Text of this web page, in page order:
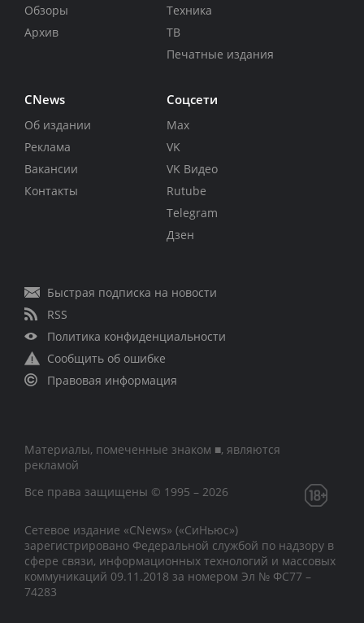
Обзоры
Архив
Техника
ТВ
Печатные издания
CNews
Об издании
Реклама
Вакансии
Контакты
Соцсети
Max
VK
VK Видео
Rutube
Telegram
Дзен
Быстрая подписка на новости
RSS
Политика конфиденциальности
Сообщить об ошибке
Правовая информация
Материалы, помеченные знаком ■, являются
рекламой
Все права защищены © 1995 – 2026
Сетевое издание «CNews» («СиНьюс»)
зарегистрировано Федеральной службой по надзору в
сфере связи, информационных технологий и массовых
коммуникаций 09.11.2018 за номером Эл № ФС77 –
74283